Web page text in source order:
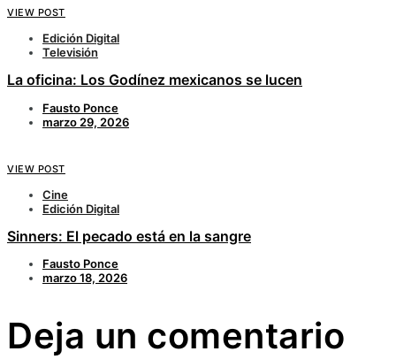
VIEW POST
Edición Digital
Televisión
La oficina: Los Godínez mexicanos se lucen
Fausto Ponce
marzo 29, 2026
VIEW POST
Cine
Edición Digital
Sinners: El pecado está en la sangre
Fausto Ponce
marzo 18, 2026
Deja un comentario